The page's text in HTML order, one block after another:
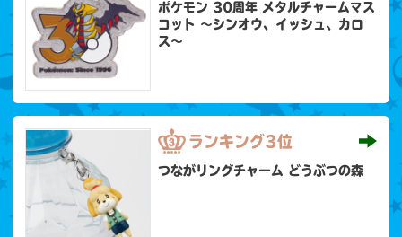
ポケモン 30周年 メタルチャームマス
コット 〜シンオウ、イッシュ、カロ
ス〜
ランキング3位
つながリングチャーム どうぶつの森